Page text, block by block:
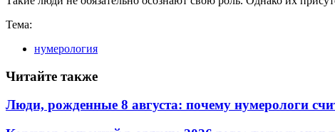
Тема:
нумерология
Читайте также
Люди, рожденные 8 августа: почему нумерологи